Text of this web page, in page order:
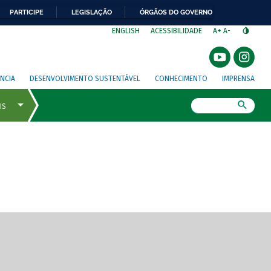
PARTICIPE LEGISLAÇÃO ÓRGÃOS DO GOVERNO
ENGLISH ACESSIBILIDADE A+ A-
DESENVOLVIMENTO SUSTENTÁVEL CONHECIMENTO IMPRENSA
de tela